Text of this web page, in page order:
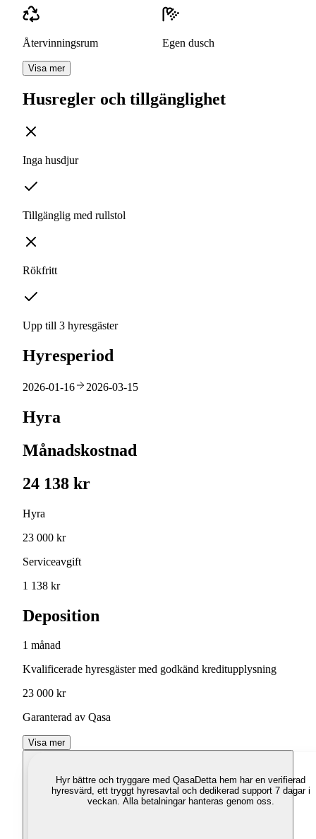
Återvinningsrum Egen dusch
Visa mer
Husregler och tillgänglighet
Inga husdjur
Tillgänglig med rullstol
Rökfritt
Upp till 3 hyresgäster
Hyresperiod
2026-01-16 2026-03-15
Hyra
Månadskostnad
24 138 kr
Hyra
23 000 kr
Serviceavgift
1 138 kr
Deposition
1 månad
Kvalificerade hyresgäster med godkänd kreditupplysning
23 000 kr
Garanterad av Qasa
Visa mer
Hyr bättre och tryggare med QasaDetta hem har en verifierad
hyresvärd, ett tryggt hyresavtal och dedikerad support 7 dagar i
veckan. Alla betalningar hanteras genom oss.